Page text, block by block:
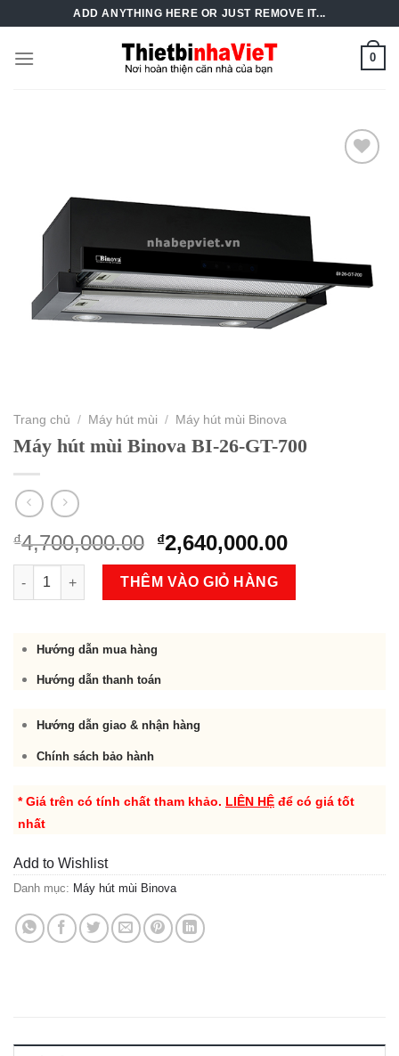
content
ADD ANYTHING HERE OR JUST REMOVE IT...
0
Trang chủ / Máy hút mùi / Máy hút mùi Binova
Máy hút mùi Binova BI-26-GT-700
₫4,700,000.00 Original
price
was:
₫4,700,000.00.
₫2,640,000.00Current
price
Máy hút mùi Binova BI-26-GT-700 số lượng
THÊM VÀO GIỎ HÀNG
Hướng dẫn mua hàng
Hướng dẫn thanh toán
Hướng dẫn giao & nhận hàng
Chính sách bảo hành
* Giá trên có tính chất tham khảo. LIÊN HỆ để có giá tốt
nhất
Add to Wishlist
Danh mục: Máy hút mùi Binova